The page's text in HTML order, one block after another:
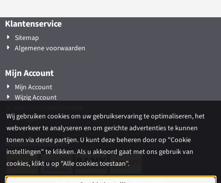
Klantenservice
Sitemap
Algemene voorwaarden
Mijn Account
Mijn Account
Wijzig Account
Inloggen
Betaalmethoden
Wij gebruiken cookies om uw gebruikservaring te optimaliseren, het
webverkeer te analyseren en om gerichte advertenties te kunnen
tonen via derde partijen. U kunt deze beheren door op "Cookie
instellingen" te klikken. Als u akkoord gaat met ons gebruik van
cookies, klikt u op "Alle cookies toestaan".